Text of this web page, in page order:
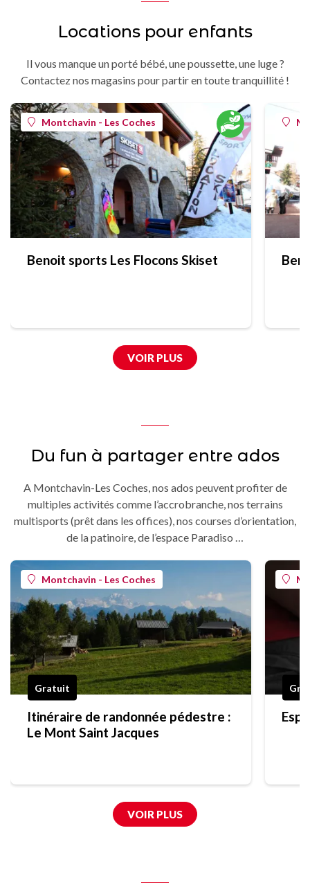
Locations pour enfants
Il vous manque un porté bébé, une poussette, une luge ?
Contactez nos magasins pour partir en toute tranquillité !
Montchavin - Les Coches
Benoit sports Les Flocons Skiset
VOIR PLUS
Du fun à partager entre ados
A Montchavin-Les Coches, nos ados peuvent profiter de
multiples activités comme l’accrobranche, nos terrains
multisports (prêt dans les offices), nos courses d’orientation,
de la patinoire, de l’espace Paradiso …
Montchavin - Les Coches
Gratuit
Itinéraire de randonnée pédestre :
Le Mont Saint Jacques
VOIR PLUS